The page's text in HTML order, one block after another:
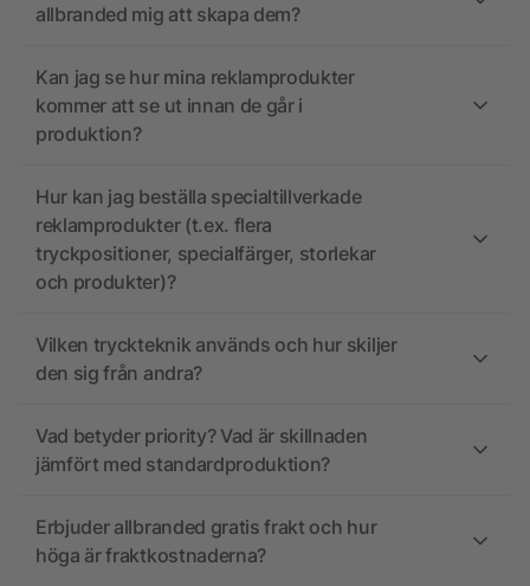
allbranded mig att skapa dem?
Kan jag se hur mina reklamprodukter
kommer att se ut innan de går i
produktion?
Hur kan jag beställa specialtillverkade
reklamprodukter (t.ex. flera
tryckpositioner, specialfärger, storlekar
och produkter)?
Vilken tryckteknik används och hur skiljer
den sig från andra?
Vad betyder priority? Vad är skillnaden
jämfört med standardproduktion?
Erbjuder allbranded gratis frakt och hur
höga är fraktkostnaderna?